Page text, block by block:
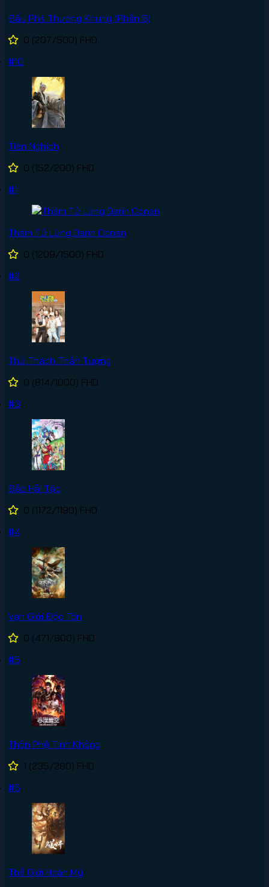
Đấu Phá Thương Khung (Phần 5)
0 (207/500) FHD
#10
Tiên Nghịch
0 (152/200) FHD
#1
Thám Tử Lừng Danh Conan
0 (1209/1500) FHD
#2
Thử Thách Thần Tượng
0 (814/1000) FHD
#3
Đảo Hải Tặc
0 (1172/1190) FHD
#4
Vạn Giới Độc Tôn
0 (471/800) FHD
#5
Thôn Phệ Tinh Không
1 (235/280) FHD
#6
Thế Giới Hoàn Mỹ